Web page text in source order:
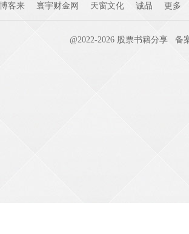
博客来 寰宇财金网 天窗文化 诚品 更多
@2022-2026 股票书籍分享 备